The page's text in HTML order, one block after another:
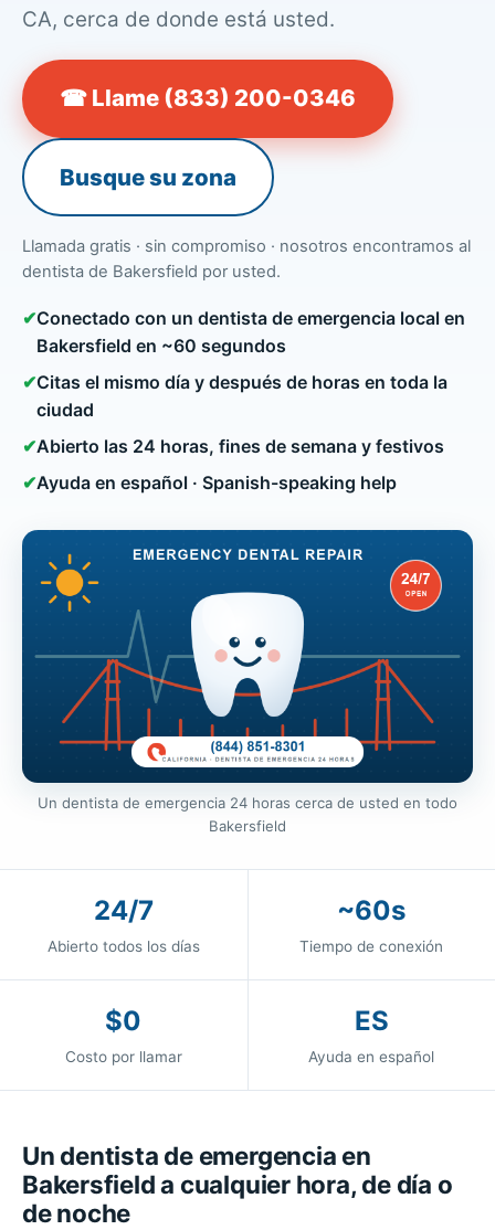
CA, cerca de donde está usted.
☎ Llame (833) 200-0346
Busque su zona
Llamada gratis · sin compromiso · nosotros encontramos al
dentista de Bakersfield por usted.
✔Conectado con un dentista de emergencia local en
Bakersfield en ~60 segundos
✔Citas el mismo día y después de horas en toda la
ciudad
✔Abierto las 24 horas, fines de semana y festivos
✔Ayuda en español · Spanish-speaking help
Un dentista de emergencia 24 horas cerca de usted en todo
Bakersfield
24/7
Abierto todos los días
~60s
Tiempo de conexión
$0
Costo por llamar
ES
Ayuda en español
Un dentista de emergencia en
Bakersfielda cualquier hora, de día o
de noche